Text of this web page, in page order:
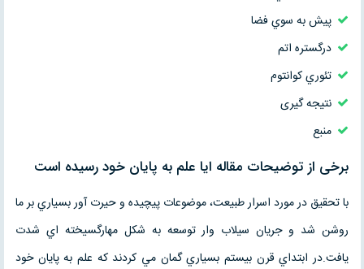
پيش به سوي فضا
درگستره اتم
تئوري كوانتوم
نتیجه گیری
منبع
برخی از توضیحات مقاله ایا علم به پایان خود رسیده است
با تحقيق در مورد اسرار طبيعت، موضوعات پيچيده و حيرت آور بسياري بر ما
روشن شد و جريان سيلاب وار توسعه به شكل مهارگسيخته اي شدت
يافت.در ابتداي قرن بيستم بسياري گمان مي كردند كه علم به پايان خود